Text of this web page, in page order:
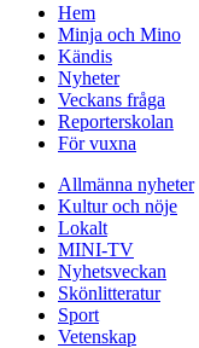
Hem
Minja och Mino
Kändis
Nyheter
Veckans fråga
Reporterskolan
För vuxna
Allmänna nyheter
Kultur och nöje
Lokalt
MINI-TV
Nyhetsveckan
Skönlitteratur
Sport
Vetenskap